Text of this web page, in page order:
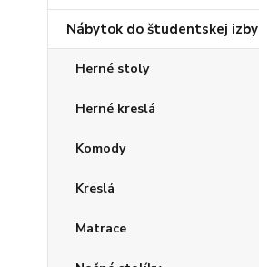
Nábytok do študentskej izby
Herné stoly
Herné kreslá
Komody
Kreslá
Matrace